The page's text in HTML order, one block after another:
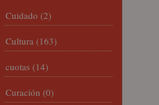
Cuidado (2)
Cultura (163)
cuotas (14)
Curación (0)